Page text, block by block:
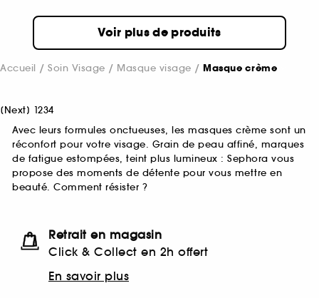
Voir plus de produits
Accueil Soin Visage Masque visage Masque crème
[Next] 1234
Avec leurs formules onctueuses, les masques crème sont un
réconfort pour votre visage. Grain de peau affiné, marques
de fatigue estompées, teint plus lumineux : Sephora vous
propose des moments de détente pour vous mettre en
beauté. Comment résister ?
Retrait en magasin
Click & Collect en 2h offert
En savoir plus